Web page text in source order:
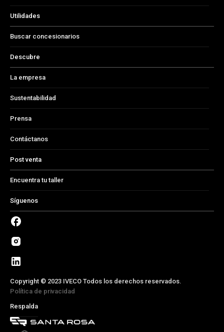
Utilidades
Buscar concesionarios
Descubre
La empresa
Sustentabilidad
Prensa
Contáctanos
Post venta
Encuentra tu taller
Síguenos
Copyright © 2023 IVECO Todos los derechos reservados.
Política de privacidad
Respalda